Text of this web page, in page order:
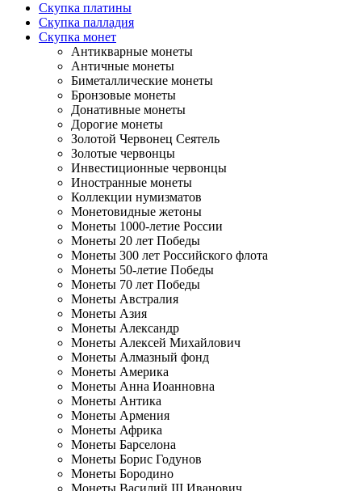
Скупка платины
Скупка палладия
Скупка монет
Антикварные монеты
Античные монеты
Биметаллические монеты
Бронзовые монеты
Донативные монеты
Дорогие монеты
Золотой Червонец Сеятель
Золотые червонцы
Инвестиционные червонцы
Иностранные монеты
Коллекции нумизматов
Монетовидные жетоны
Монеты 1000-летие России
Монеты 20 лет Победы
Монеты 300 лет Российского флота
Монеты 50-летие Победы
Монеты 70 лет Победы
Монеты Австралия
Монеты Азия
Монеты Александр
Монеты Алексей Михайлович
Монеты Алмазный фонд
Монеты Америка
Монеты Анна Иоанновна
Монеты Антика
Монеты Армения
Монеты Африка
Монеты Барселона
Монеты Борис Годунов
Монеты Бородино
Монеты Василий III Иванович